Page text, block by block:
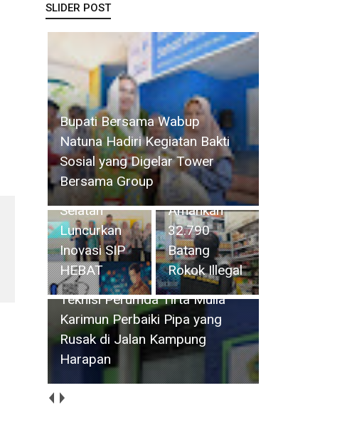
SLIDER POST
Bupati Bersama Wabup
Natuna Hadiri Kegiatan Bakti
Sosial yang Digelar Tower
Bersama Group
Camat
Singkep
Selatan
Luncurkan
Inovasi SIP
HEBAT
Gelar
Operasi
Cukai
Selama 4
Hari, Bea
Cukai Batam
Amankan
32.790
Batang
Rokok Illegal
Teknisi Perumda Tirta Mulia
Karimun Perbaiki Pipa yang
Rusak di Jalan Kampung
Harapan